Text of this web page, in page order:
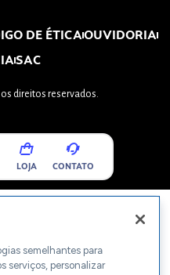
DE ÉTICAOUVIDORIA
SAC
direitos reservados.
LOJA CONTATO
semelhantes para
serviços, personalizar